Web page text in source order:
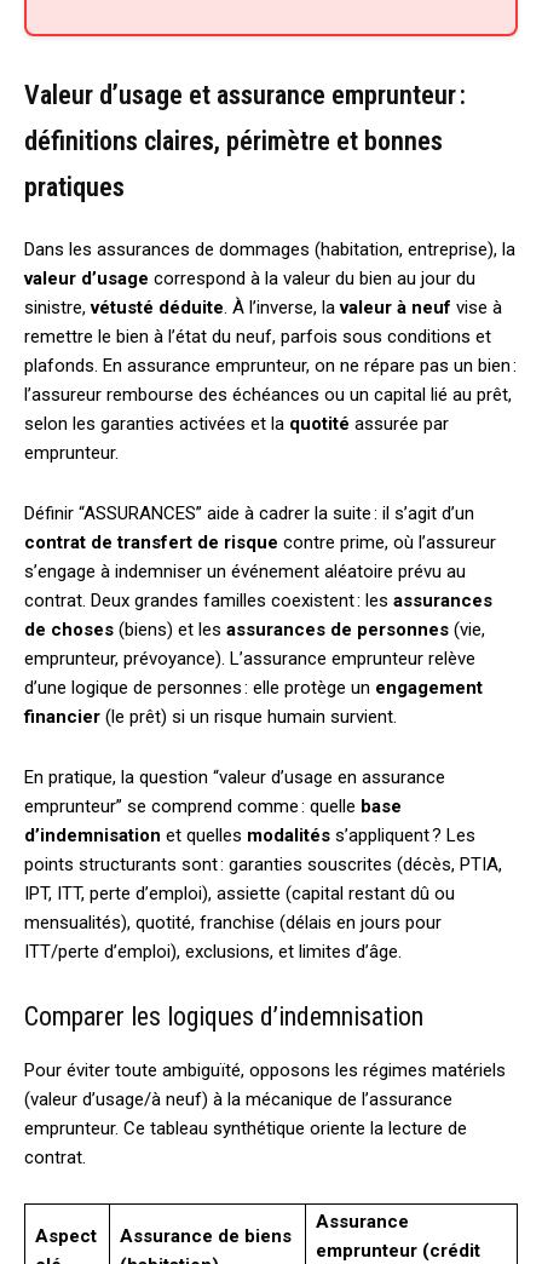
Valeur d’usage et assurance emprunteur :
définitions claires, périmètre et bonnes
pratiques
Dans les assurances de dommages (habitation, entreprise), la
valeur d’usage correspond à la valeur du bien au jour du
sinistre,vétusté déduite. À l’inverse, lavaleur à neuf vise à
remettre le bien à l’état du neuf, parfois sous conditions et
plafonds. En assurance emprunteur, on ne répare pas un bien :
l’assureur rembourse des échéances ou un capital lié au prêt,
selon les garanties activées et la quotité assurée par
emprunteur.
Définir “ASSURANCES” aide à cadrer la suite : il s’agit d’un
contrat de transfert de risque contre prime, où l’assureur
s’engage à indemniser un événement aléatoire prévu au
contrat. Deux grandes familles coexistent : les assurances
de choses (biens) et les assurances de personnes (vie,
emprunteur, prévoyance). L’assurance emprunteur relève
d’une logique de personnes : elle protège un engagement
financier (le prêt) si un risque humain survient.
En pratique, la question “valeur d’usage en assurance
emprunteur” se comprend comme : quelle base
d’indemnisation et quelles modalités s’appliquent ? Les
points structurants sont : garanties souscrites (décès, PTIA,
IPT, ITT, perte d’emploi), assiette (capital restant dû ou
mensualités), quotité, franchise (délais en jours pour
ITT/perte d’emploi), exclusions, et limites d’âge.
Comparer les logiques d’indemnisation
Pour éviter toute ambiguïté, opposons les régimes matériels
(valeur d’usage/à neuf) à la mécanique de l’assurance
emprunteur. Ce tableau synthétique oriente la lecture de
contrat.
Aspect
Assurance de biens
Assurance
emprunteur (crédit